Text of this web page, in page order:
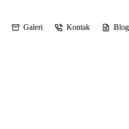
Galeri Kontak Blog